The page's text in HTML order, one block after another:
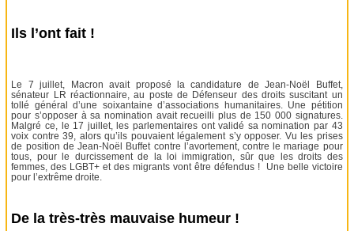
Ils l’ont fait !
Le 7 juillet, Macron avait proposé la candidature de Jean-Noël Buffet,
sénateur LR réactionnaire, au poste de Défenseur des droits suscitant un
tollé général d’une soixantaine d’associations humanitaires. Une pétition
pour s’opposer à sa nomination avait recueilli plus de 150 000 signatures.
Malgré ce, le 17 juillet, les parlementaires ont validé sa nomination par 43
voix contre 39, alors qu’ils pouvaient légalement s’y opposer. Vu les prises
de position de Jean-Noël Buffet contre l’avortement, contre le mariage pour
tous, pour le durcissement de la loi immigration, sûr que les droits des
femmes, des LGBT+ et des migrants vont être défendus ! Une belle victoire
pour l’extrême droite.
De la très-très mauvaise humeur !